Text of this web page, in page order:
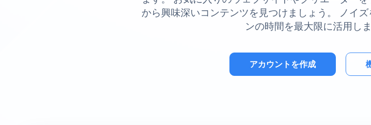
から興味深いコンテンツを見つけましょう。 ノイ
ンの時間を最大限に活用しま
アカウントを作成